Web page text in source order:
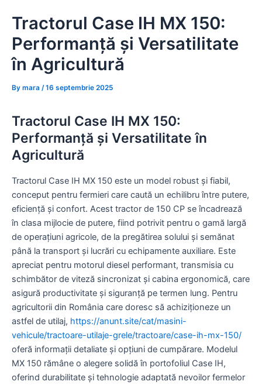
content
Tractorul Case IH MX 150:
Performanță și Versatilitate
în Agricultură
By mara /16 septembrie 2025
Tractorul Case IH MX 150:
Performanță și Versatilitate în
Agricultură
Tractorul Case IH MX 150 este un model robust și fiabil,
conceput pentru fermieri care caută un echilibru între putere,
eficiență și confort. Acest tractor de 150 CP se încadrează
în clasa mijlocie de putere, fiind potrivit pentru o gamă largă
de operațiuni agricole, de la pregătirea solului și semănat
până la transport și lucrări cu echipamente auxiliare. Este
apreciat pentru motorul diesel performant, transmisia cu
schimbător de viteză sincronizat și cabina ergonomică, care
asigură productivitate și siguranță pe termen lung. Pentru
agricultorii din România care doresc să achiziționeze un
astfel de utilaj, https://anunt.site/cat/masini-
vehicule/tractoare-utilaje-grele/tractoare/case-ih-mx-150/
oferă informații detaliate și opțiuni de cumpărare. Modelul
MX 150 rămâne o alegere solidă în portofoliul Case IH,
oferind durabilitate și tehnologie adaptată nevoilor fermelor